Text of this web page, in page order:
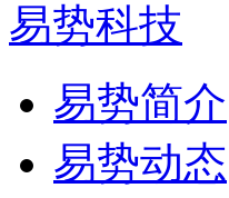
易势科技
易势简介
易势动态